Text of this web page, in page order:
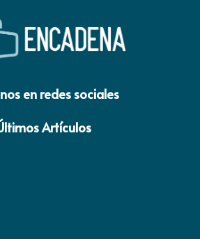
en redes sociales
Artículos